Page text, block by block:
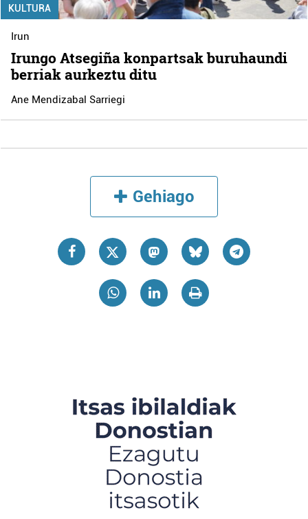
KULTURA
Irun
Irungo Atsegiña konpartsak buruhaundi
berriak aurkeztu ditu
Ane Mendizabal Sarriegi
Gehiago